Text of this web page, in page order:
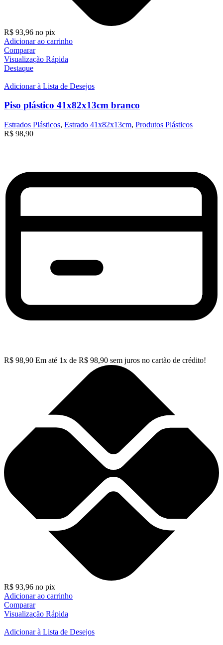
R$ 93,96 no pix
Adicionar ao carrinho
Comparar
Visualização Rápida
Destaque
Adicionar à Lista de Desejos
Piso plástico 41x82x13cm branco
Estrados Plásticos, Estrado 41x82x13cm, Produtos Plásticos
R$ 98,90
R$ 98,90 Em até 1x de R$ 98,90 sem juros no cartão de crédito!
R$ 93,96 no pix
Adicionar ao carrinho
Comparar
Visualização Rápida
Adicionar à Lista de Desejos